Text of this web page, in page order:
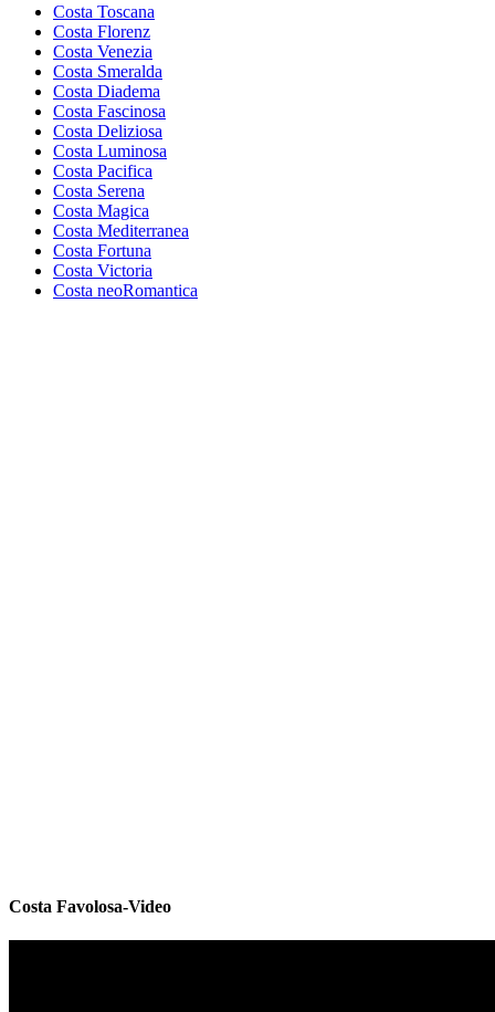
Costa Toscana
Costa Florenz
Costa Venezia
Costa Smeralda
Costa Diadema
Costa Fascinosa
Costa Deliziosa
Costa Luminosa
Costa Pacifica
Costa Serena
Costa Magica
Costa Mediterranea
Costa Fortuna
Costa Victoria
Costa neoRomantica
Costa Favolosa-Video